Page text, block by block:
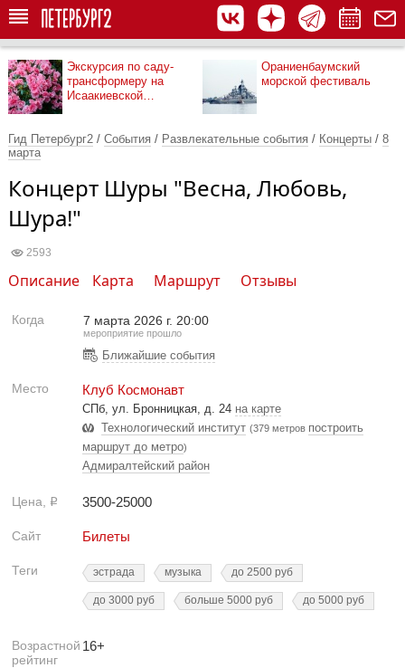
Экскурсия по саду-
трансформеру на
Исаакиевской
Ораниенбаумский
морской фестиваль
Гид Петербург2 / События / Развлекательные события / Концерты / 8
марта
Концерт Шуры "Весна, Любовь,
Шура!"
2593
Описание Карта Маршрут Отзывы
Когда 7 марта 2026 г. 20:00
мероприятие прошло
Ближайшие события
Место Клуб Космонавт
СПб, ул. Бронницкая, д. 24 на карте
Технологический институт (379 метров построить
маршрут до метро)
Адмиралтейский район
Цена, Р 3500-25000
Сайт Билеты
Теги эстрада музыка до 2500 руб
до 3000 руб больше 5000 руб до 5000 руб
Возрастной
рейтинг
16+